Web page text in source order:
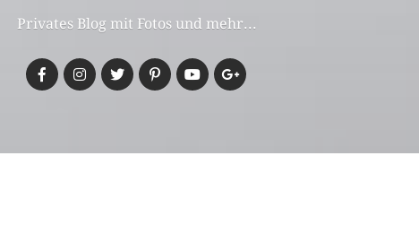
Privates Blog mit Fotos und mehr...